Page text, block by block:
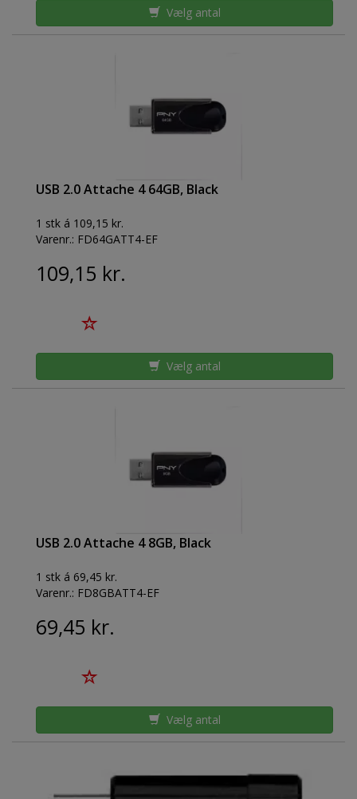
Vælg antal
USB 2.0 Attache 4 64GB, Black
1 stk á 109,15 kr.
Varenr.: FD64GATT4-EF
109,15 kr.
Vælg antal
USB 2.0 Attache 4 8GB, Black
1 stk á 69,45 kr.
Varenr.: FD8GBATT4-EF
69,45 kr.
Vælg antal